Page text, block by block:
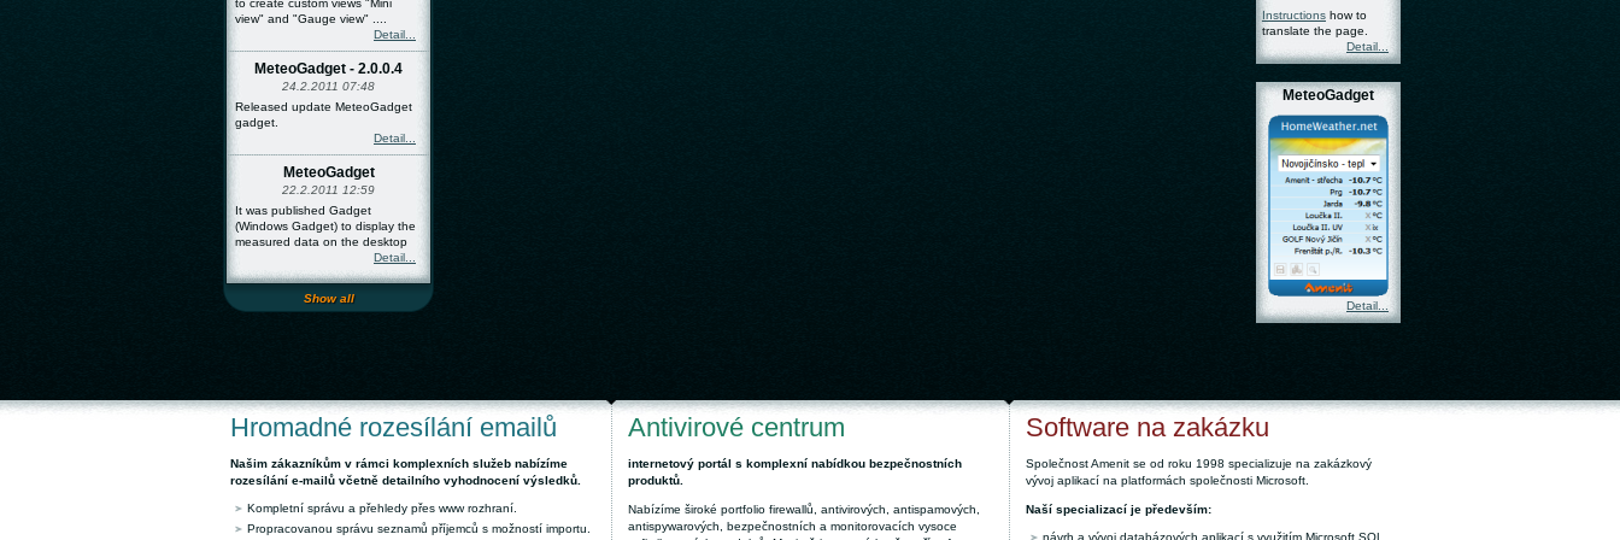
to create custom views "Mini
view" and "Gauge view" ....
Detail...
MeteoGadget - 2.0.0.4
24.2.2011 07:48
Released update MeteoGadget
gadget.
Detail...
MeteoGadget
22.2.2011 12:59
It was published Gadget
(Windows Gadget) to display the
measured data on the desktop
Detail...
Show all
Instructions how to
translate the page.
Detail...
MeteoGadget
Detail...
Hromadné rozesílání emailů
Našim zákazníkům v rámci komplexních služeb nabízíme
rozesílání e-mailů včetně detailního vyhodnocení výsledků.
Kompletní správu a přehledy přes www rozhraní.
Propracovanou správu seznamů příjemců s možností importu.
Antivirové centrum
internetový portál s komplexní nabídkou bezpečnostních
produktů.
Nabízíme široké portfolio firewallů, antivirových, antispamových,
antispywarových, bezpečnostních a monitorovacích vysoce
Software na zakázku
Společnost Amenit se od roku 1998 specializuje na zakázkový
vývoj aplikací na platformách společnosti Microsoft.
Naší specializací je především:
návrh a vývoj databázových aplikací s využitím Microsoft SQL